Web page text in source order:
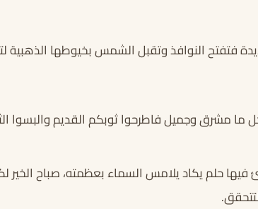
فتفتح النوافذ وتقبل الشمس بخيوطها الذهبية
ما مشرق وجميل فاطرحوا ثوبكم القديم والبسوا
فيها حلم يكاد يلامس السماء بعظمته، صباح الخير